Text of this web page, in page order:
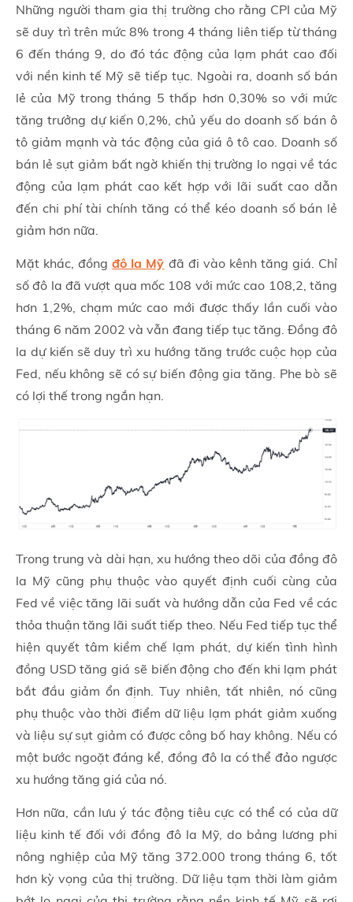
Những người tham gia thị trường cho rằng CPI của Mỹ
sẽ duy trì trên mức 8% trong 4 tháng liên tiếp từ tháng
6 đến tháng 9, do đó tác động của lạm phát cao đối
với nền kinh tế Mỹ sẽ tiếp tục. Ngoài ra, doanh số bán
lẻ của Mỹ trong tháng 5 thấp hơn 0,30% so với mức
tăng trưởng dự kiến 0,2%, chủ yếu do doanh số bán ô
tô giảm mạnh và tác động của giá ô tô cao. Doanh số
bán lẻ sụt giảm bất ngờ khiến thị trường lo ngại về tác
động của lạm phát cao kết hợp với lãi suất cao dẫn
đến chi phí tài chính tăng có thể kéo doanh số bán lẻ
giảm hơn nữa.
Mặt khác, đồng đô la Mỹ đã đi vào kênh tăng giá. Chỉ
số đô la đã vượt qua mốc 108 với mức cao 108,2, tăng
hơn 1,2%, chạm mức cao mới được thấy lần cuối vào
tháng 6 năm 2002 và vẫn đang tiếp tục tăng. Đồng đô
la dự kiến sẽ duy trì xu hướng tăng trước cuộc họp của
Fed, nếu không sẽ có sự biến động gia tăng. Phe bò sẽ
có lợi thế trong ngắn hạn.
Trong trung và dài hạn, xu hướng theo dõi của đồng đô
la Mỹ cũng phụ thuộc vào quyết định cuối cùng của
Fed về việc tăng lãi suất và hướng dẫn của Fed về các
thỏa thuận tăng lãi suất tiếp theo. Nếu Fed tiếp tục thể
hiện quyết tâm kiềm chế lạm phát, dự kiến tình hình
đồng USD tăng giá sẽ biến động cho đến khi lạm phát
bắt đầu giảm ổn định. Tuy nhiên, tất nhiên, nó cũng
phụ thuộc vào thời điểm dữ liệu lạm phát giảm xuống
và liệu sự sụt giảm có được công bố hay không. Nếu có
một bước ngoặt đáng kể, đồng đô la có thể đảo ngược
xu hướng tăng giá của nó.
Hơn nữa, cần lưu ý tác động tiêu cực có thể có của dữ
liệu kinh tế đối với đồng đô la Mỹ, do bảng lương phi
nông nghiệp của Mỹ tăng 372.000 trong tháng 6, tốt
hơn kỳ vọng của thị trường. Dữ liệu tạm thời làm giảm